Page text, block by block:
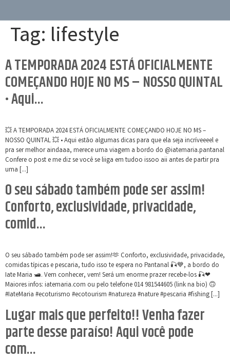
Tag: lifestyle
A TEMPORADA 2024 ESTÁ OFICIALMENTE
COMEÇANDO HOJE NO MS – NOSSO QUINTAL
• Aqui…
💥 A TEMPORADA 2024 ESTÁ OFICIALMENTE COMEÇANDO HOJE NO MS –
NOSSO QUINTAL 💥 • Aqui estão algumas dicas para que ela seja incríveeeel e
pra ser melhor aindaaa, merece uma viagem a bordo do @iatemaria.pantanal
Confere o post e me diz se você se liiga em tudoo issoo aii antes de partir pra
uma […]
O seu sábado também pode ser assim!
Conforto, exclusividade, privacidade,
comid…
O seu sábado também pode ser assim!🫶 Conforto, exclusividade, privacidade,
comidas típicas e pescaria, tudo isso te espera no Pantanal 🎣💙, a bordo do
Iate Maria 🛥. Vem conhecer, vem! Será um enorme prazer recebe-los 🎣❤
Maiores infos: iatemaria.com ou pelo telefone 014 981544605 (link na bio) 🙃
#IateMaria #ecoturismo #ecotourism #natureza #nature #pescaria #fishing […]
Lugar mais que perfeito!! Venha fazer
parte desse paraíso! Aqui você pode
com…